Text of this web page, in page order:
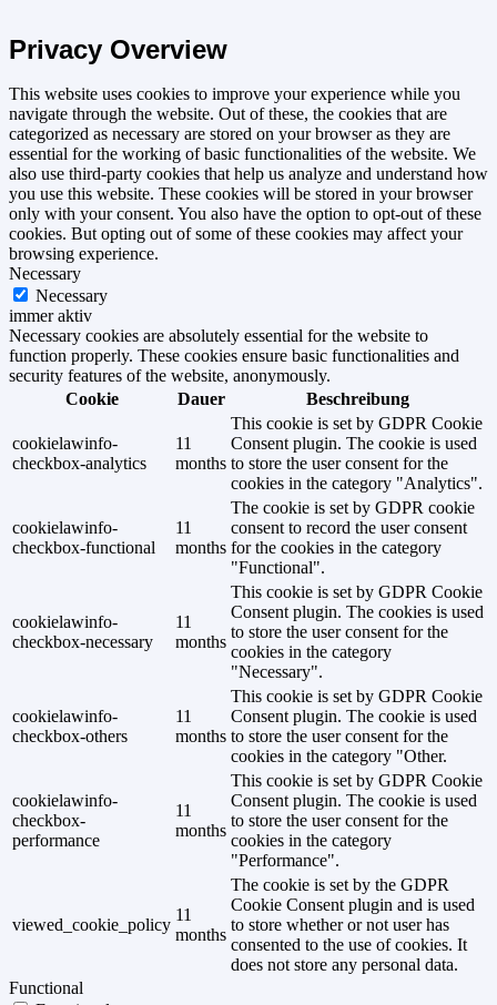
Privacy Overview
This website uses cookies to improve your experience while you
navigate through the website. Out of these, the cookies that are
categorized as necessary are stored on your browser as they are
essential for the working of basic functionalities of the website. We
also use third-party cookies that help us analyze and understand how
you use this website. These cookies will be stored in your browser
only with your consent. You also have the option to opt-out of these
cookies. But opting out of some of these cookies may affect your
browsing experience.
Necessary
Necessary
immer aktiv
Necessary cookies are absolutely essential for the website to
function properly. These cookies ensure basic functionalities and
security features of the website, anonymously.
Cookie
Dauer Beschreibung
cookielawinfo-
checkbox-analytics
11
months
This cookie is set by GDPR Cookie
Consent plugin. The cookie is used
to store the user consent for the
cookies in the category "Analytics".
cookielawinfo-
checkbox-functional
11
months
The cookie is set by GDPR cookie
consent to record the user consent
for the cookies in the category
"Functional".
cookielawinfo-
checkbox-necessary
11
months
This cookie is set by GDPR Cookie
Consent plugin. The cookies is used
to store the user consent for the
cookies in the category
"Necessary".
cookielawinfo-
checkbox-others
11
months
This cookie is set by GDPR Cookie
Consent plugin. The cookie is used
to store the user consent for the
cookies in the category "Other.
cookielawinfo-
checkbox-
performance
11
months
This cookie is set by GDPR Cookie
Consent plugin. The cookie is used
to store the user consent for the
cookies in the category
"Performance".
viewed_cookie_policy
11
months
The cookie is set by the GDPR
Cookie Consent plugin and is used
to store whether or not user has
consented to the use of cookies. It
does not store any personal data.
Functional